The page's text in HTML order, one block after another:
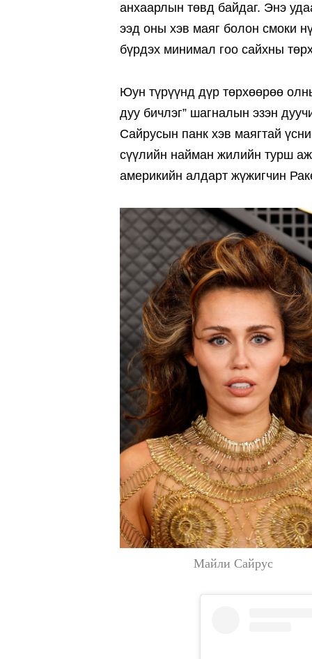
анхаарлын төвд байдаг. Энэ
ээд оны хэв маяг болон смоки
бүрдэх минимал гоо сайхны
Юун түрүүнд дүр төрхөөрөө
дуу бичлэг” шагналын эзэн
Сайрусын панк хэв маягтай
сүүлийн найман жилийн турш
америкийн алдарт жүжигчин
Майли Сайрус